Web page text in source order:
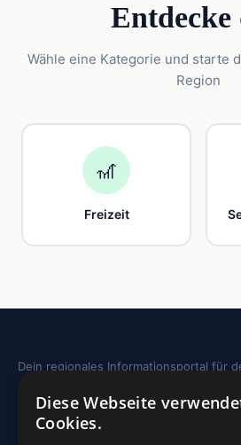
Entdecke
Wähle eine Kategorie und starte
Region
🎢
Freizeit
Dein regionales Informationsportal für
Sehenswürdigkeiten, Ausflugstipps
deiner Region.
Diese Webseite
Cookies.